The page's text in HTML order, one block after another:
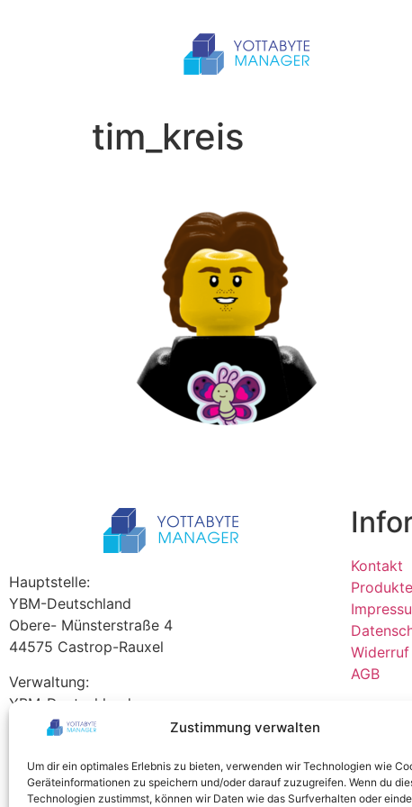
Zustimmung verwalten
Um dir ein optimales Erlebnis zu bieten, verwenden wir Technologien wie
Geräteinformationen zu speichern und/oder darauf zuzugreifen. Wenn du
Technologien zustimmst, können wir Daten wie das Surfverhalten oder
tim_kreis
Hauptstelle:
YBM-Deutschland
Obere- Münsterstraße 4
44575 Castrop-Rauxel
Verwaltung:
YBM-Deutschland
Westring 212
Tel +49 2305 76004000
info@ybm-deutschland.de
Kontakt
Produkte
Widerruf
AGB
Alle